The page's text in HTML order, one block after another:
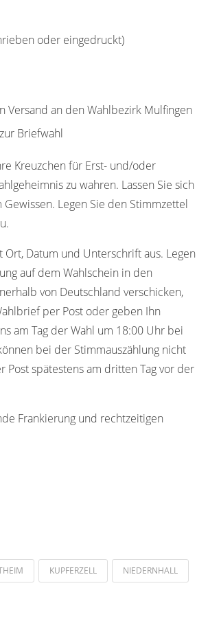
oder eingedruckt)
an den Wahlbezirk Mulfingen
Briefwahl
Kreuzchen für Erst- und/oder
zu wahren. Lassen Sie sich
Legen Sie den Stimmzettel
Ort, Datum und Unterschrift aus. Legen
auf dem Wahlschein in den
von Deutschland verschicken,
per Post oder geben Ihn
am Tag der Wahl um 18:00 Uhr bei
bei der Stimmauszählung nicht
spätestens am dritten Tag vor der
Frankierung und rechtzeitigen
KUPFERZELL NIEDERNHALL